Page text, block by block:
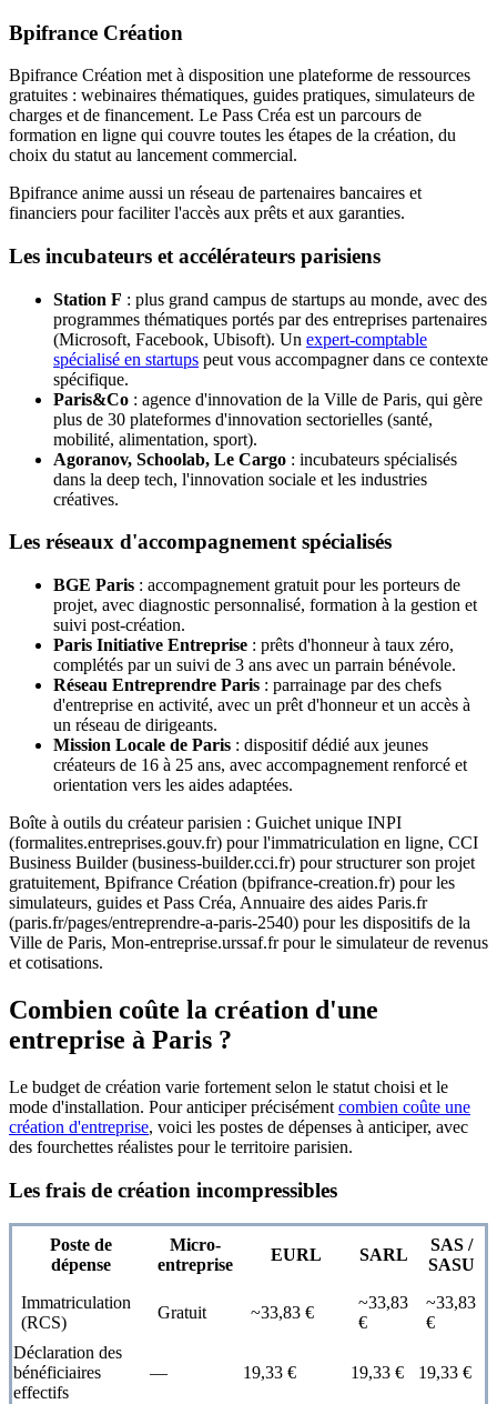
Bpifrance Création
Bpifrance Création met à disposition une plateforme de ressources
gratuites : webinaires thématiques, guides pratiques, simulateurs de
charges et de financement. Le Pass Créa est un parcours de
formation en ligne qui couvre toutes les étapes de la création, du
choix du statut au lancement commercial.
Bpifrance anime aussi un réseau de partenaires bancaires et
financiers pour faciliter l'accès aux prêts et aux garanties.
Les incubateurs et accélérateurs parisiens
Station F : plus grand campus de startups au monde, avec des
programmes thématiques portés par des entreprises partenaires
(Microsoft, Facebook, Ubisoft). Un expert-comptable
spécialisé en startups peut vous accompagner dans ce contexte
spécifique.
Paris&Co : agence d'innovation de la Ville de Paris, qui gère
plus de 30 plateformes d'innovation sectorielles (santé,
mobilité, alimentation, sport).
Agoranov, Schoolab, Le Cargo : incubateurs spécialisés
dans la deep tech, l'innovation sociale et les industries
créatives.
Les réseaux d'accompagnement spécialisés
BGE Paris : accompagnement gratuit pour les porteurs de
projet, avec diagnostic personnalisé, formation à la gestion et
suivi post-création.
Paris Initiative Entreprise : prêts d'honneur à taux zéro,
complétés par un suivi de 3 ans avec un parrain bénévole.
Réseau Entreprendre Paris : parrainage par des chefs
d'entreprise en activité, avec un prêt d'honneur et un accès à
un réseau de dirigeants.
Mission Locale de Paris : dispositif dédié aux jeunes
créateurs de 16 à 25 ans, avec accompagnement renforcé et
orientation vers les aides adaptées.
Boîte à outils du créateur parisien : Guichet unique INPI
(formalites.entreprises.gouv.fr) pour l'immatriculation en ligne, CCI
Business Builder (business-builder.cci.fr) pour structurer son projet
gratuitement, Bpifrance Création (bpifrance-creation.fr) pour les
simulateurs, guides et Pass Créa, Annuaire des aides Paris.fr
(paris.fr/pages/entreprendre-a-paris-2540) pour les dispositifs de la
Ville de Paris, Mon-entreprise.urssaf.fr pour le simulateur de revenus
et cotisations.
Combien coûte la création d'une
entreprise à Paris ?
Le budget de création varie fortement selon le statut choisi et le
mode d'installation. Pour anticiper précisément combien coûte une
création d'entreprise, voici les postes de dépenses à anticiper, avec
des fourchettes réalistes pour le territoire parisien.
Les frais de création incompressibles
Poste de
dépense
Micro-
entreprise
EURL SARL
SAS /
SASU
Immatriculation
(RCS)
Gratuit ~33,83 €
~33,83
€
~33,83
€
Déclaration des
bénéficiaires
effectifs
— 19,33 € 19,33 € 19,33 €